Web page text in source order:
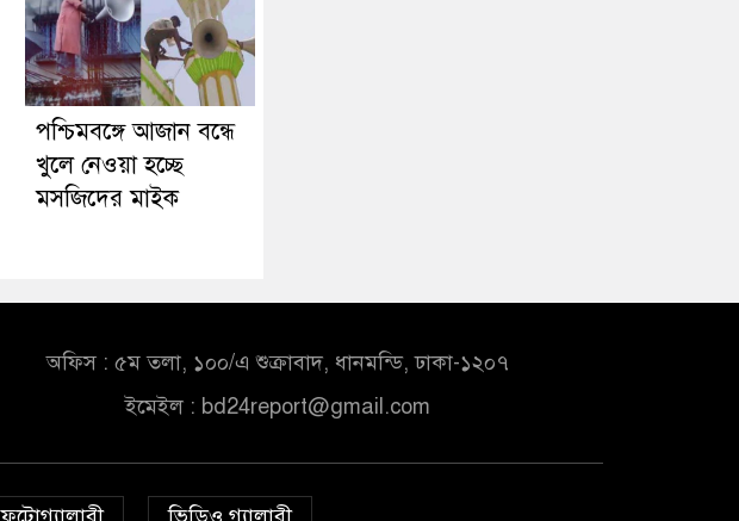
পশ্চিমবঙ্গে আজান বন্ধে
খুলে নেওয়া হচ্ছে
মসজিদের মাইক
অফিস : ৫ম তলা, ১০০/এ শুক্রাবাদ, ধানমন্ডি, ঢাকা-১২০৭
ইমেইল : bd24report@gmail.com